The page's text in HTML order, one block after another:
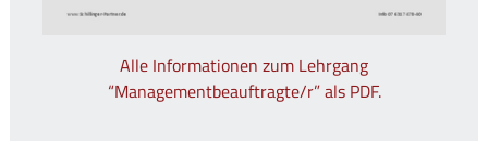
Alle Informationen zum Lehrgang
“Managementbeauftragte/r” als PDF.